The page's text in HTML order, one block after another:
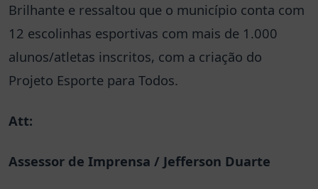
Brilhante e ressaltou que o município conta com
12 escolinhas esportivas com mais de 1.000
alunos/atletas inscritos, com a criação do
Projeto Esporte para Todos.
Att:
Assessor de Imprensa / Jefferson Duarte